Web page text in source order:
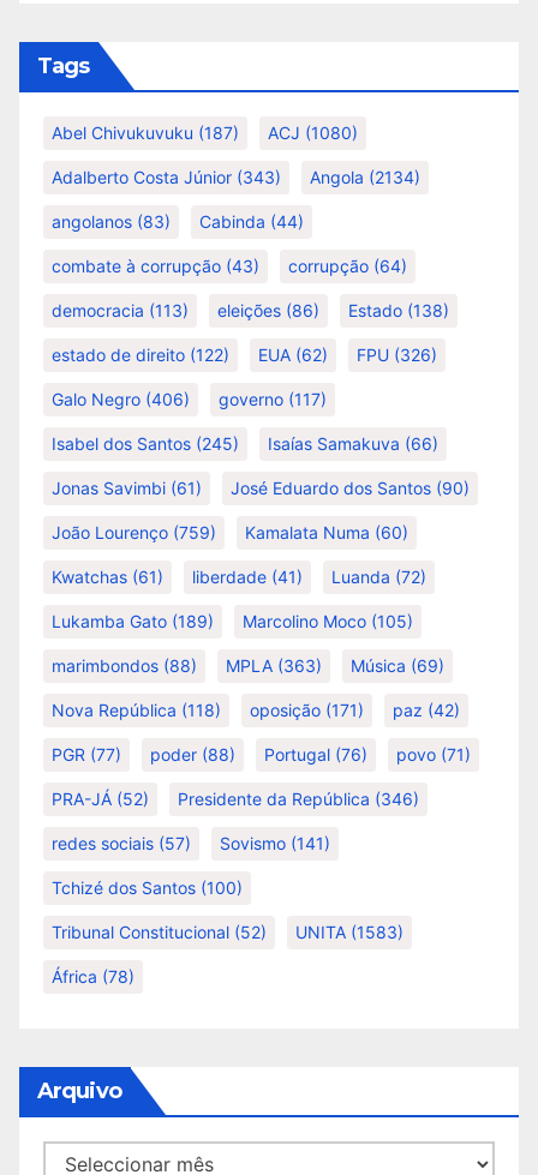
Tags
Abel Chivukuvuku (187) ACJ (1080)
Adalberto Costa Júnior (343) Angola (2134)
angolanos (83) Cabinda (44)
combate à corrupção (43) corrupção (64)
democracia (113) eleições (86) Estado (138)
estado de direito (122) EUA (62) FPU (326)
Galo Negro (406) governo (117)
Isabel dos Santos (245) Isaías Samakuva (66)
Jonas Savimbi (61) José Eduardo dos Santos (90)
João Lourenço (759) Kamalata Numa (60)
Kwatchas (61) liberdade (41) Luanda (72)
Lukamba Gato (189) Marcolino Moco (105)
marimbondos (88) MPLA (363) Música (69)
Nova República (118) oposição (171) paz (42)
PGR (77) poder (88) Portugal (76) povo (71)
PRA-JÁ (52) Presidente da República (346)
redes sociais (57) Sovismo (141)
Tchizé dos Santos (100)
Tribunal Constitucional (52) UNITA (1583)
África (78)
Arquivo
Arquivo